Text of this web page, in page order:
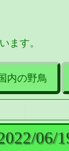
ます。
内の野鳥
06/